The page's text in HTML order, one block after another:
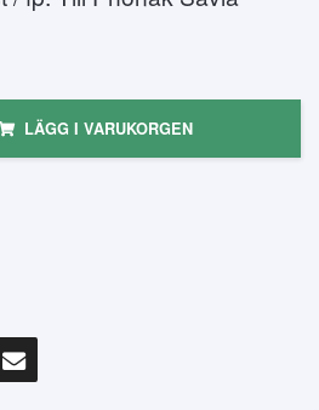
LÄGG I VARUKORGEN